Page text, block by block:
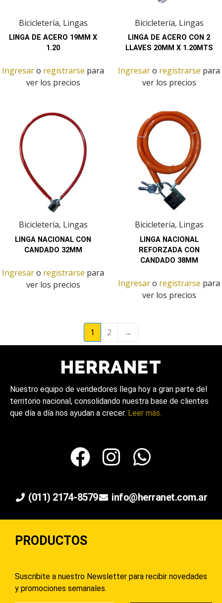
Bicicletería, Lingas
LINGA DE ACERO 19MM X
1.20
Ingresaro registrarse para
ver los precios
Bicicletería, Lingas
LINGA DE ACERO CON 2
LLAVES 20MM X 1.20MTS
Ingresaro registrarse para
ver los precios
Bicicletería, Lingas
LINGA NACIONAL CON
CANDADO 32MM
Ingresaro registrarse para
ver los precios
Bicicletería, Lingas
LINGA NACIONAL
REFORZADA CON
CANDADO 38MM
Ingresaro registrarse para
ver los precios
1 2 →
Nuestro equipo de vendedores llega hoy a gran parte del
territorio nacional, consolidando nuestra base de clientes
que día a día nos ayudan a crecer. Leer más.
(011) 2174-8579 info@herranet.com.ar
PRODUCTOS
Suscribite a nuestro Newsletter para recibir novedades
y promociones semanales.